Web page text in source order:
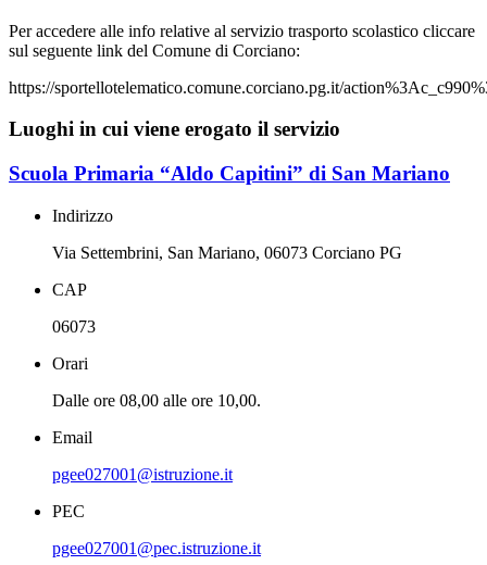
Per accedere alle info relative al servizio trasporto scolastico cliccare
sul seguente link del Comune di Corciano:
https://sportellotelematico.comune.corciano.pg.it/
Luoghi in cui viene erogato il servizio
Scuola Primaria “Aldo Capitini” di San Mariano
Indirizzo
Via Settembrini, San Mariano, 06073 Corciano PG
CAP
06073
Orari
Dalle ore 08,00 alle ore 10,00.
Email
pgee027001@istruzione.it
PEC
pgee027001@pec.istruzione.it